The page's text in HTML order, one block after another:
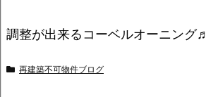
調整が出来るコーベルオーニング♬
再建築不可物件ブログ